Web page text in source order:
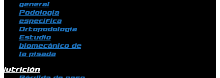
general
Podología
específica
Ortopodología
Estudio
biomecánico de
la pisada